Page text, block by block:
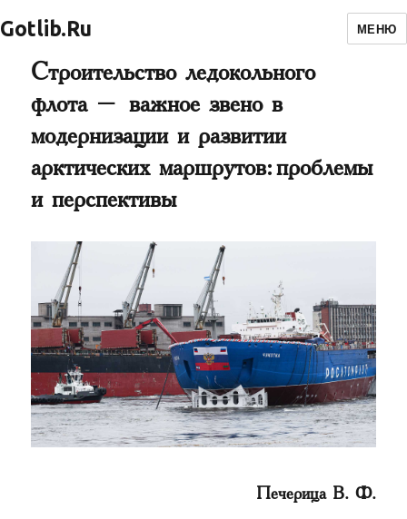
Gotlib.Ru МЕНЮ
Строительство ледокольного
флота – важное звено в
модернизации и развитии
арктических маршрутов: проблемы
и перспективы
Печерица В. Ф.